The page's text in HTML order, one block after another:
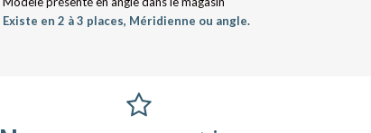
Existe en 2 à 3 places, Méridienne ou angle.